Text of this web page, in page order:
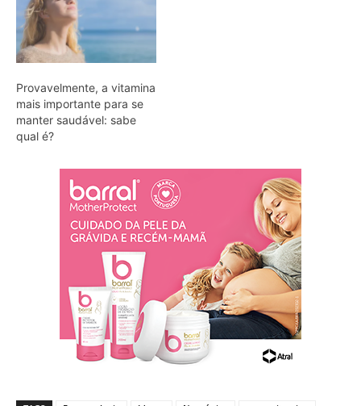
Provavelmente, a vitamina
mais importante para se
manter saudável: sabe
qual é?